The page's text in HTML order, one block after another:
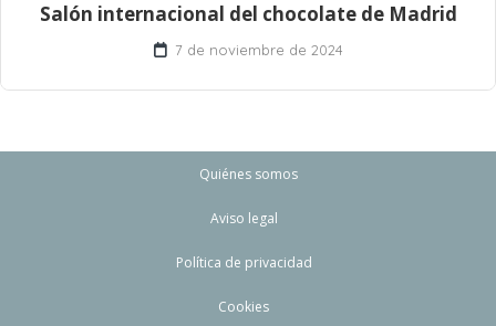
Salón internacional del chocolate de Madrid
7 de noviembre de 2024
Quiénes somos
Aviso legal
Política de privacidad
Cookies